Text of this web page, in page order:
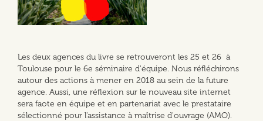
Les deux agences du livre se retrouveront les 25 et 26 à
Toulouse pour le 6e séminaire d'équipe. Nous réfléchirons
autour des actions à mener en 2018 au sein de la future
agence. Aussi, une réflexion sur le nouveau site internet
sera faote en équipe et en partenariat avec le prestataire
sélectionné pour l'assistance à maîtrise d'ouvrage (AMO).